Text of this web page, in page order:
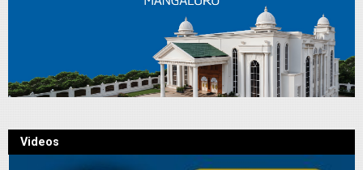
Videos